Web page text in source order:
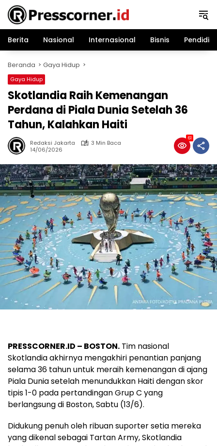
Langsung
konten
Berita
Nasional Internasional Bisnis
Beranda Gaya Hidup
Gaya Hidup
Skotlandia Raih Kemenangan
Perdana di Piala Dunia Setelah 36
Tahun, Kalahkan Haiti
Redaksi Jakarta
3 Min Baca
14/06/2026
61
PRESSCORNER.ID – BOSTON. Tim nasional
Skotlandia akhirnya mengakhiri penantian panjang
selama 36 tahun untuk meraih kemenangan di ajang
Piala Dunia setelah menundukkan Haiti dengan skor
tipis 1-0 pada pertandingan Grup C yang
berlangsung di Boston, Sabtu (13/6).
Didukung penuh oleh ribuan suporter setia mereka
yang dikenal sebagai Tartan Army, Skotlandia